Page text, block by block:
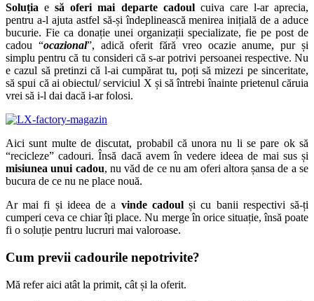
Soluția esă oferi mai departe cadoulcuiva care l-ar aprecia,
pentru a-l ajuta astfel să-și îndeplinească menirea inițială de a aduce
bucurie. Fie ca donație unei organizații specializate, fie pe post de
cadou “ocazional”, adică oferit fără vreo ocazie anume, pur și
simplu pentru că tu consideri că s-ar potrivi persoanei respective. Nu
e cazul să pretinzi că l-ai cumpărat tu, poți să mizezi pe sinceritate,
să spui că ai obiectul/ serviciul X și să întrebi înainte prietenul căruia
vrei să i-l dai dacă i-ar folosi.
Aici sunt multe de discutat, probabil că unora nu li se pare ok să
“recicleze” cadouri. Însă dacă avem în vedere ideea de mai sus și
misiunea unui cadou, nu văd de ce nu am oferi altora șansa de a se
bucura de ce nu ne place nouă.
Ar mai fi și ideea de a vinde cadoulși cu banii respectivi să-ți
cumperi ceva ce chiar îți place. Nu merge în orice situație, însă poate
fi o soluție pentru lucruri mai valoroase.
Cum previi cadourile nepotrivite?
Mă refer aici atât la primit, cât și la oferit.